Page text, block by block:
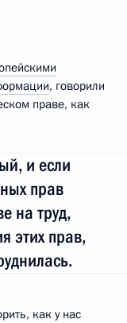
, говорили
праве, как
и если
прав
на труд,
этих прав,
как у нас